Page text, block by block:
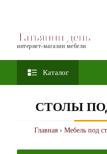
Татьянин день
интернет-магазин мебели
Каталог
СТОЛЫ
Главная› Мебель под